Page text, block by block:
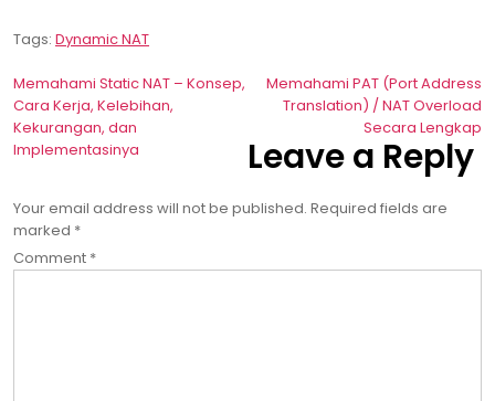
Tags: Dynamic NAT
Post
navigation
Memahami Static NAT – Konsep,
Cara Kerja, Kelebihan,
Kekurangan, dan
Implementasinya
Memahami PAT (Port Address
Translation) / NAT Overload
Secara Lengkap
Leave a Reply
Your email address will not be published. Required fields are
marked *
Comment *